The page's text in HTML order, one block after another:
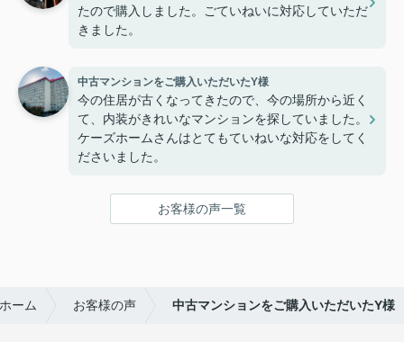
たので購入しました。ごていねいに対応していただ
きました。
中古マンションをご購入いただいたY様
今の住居が古くなってきたので、今の場所から近く
て、内装がきれいなマンションを探していました。
ケーズホームさんはとてもていねいな対応をしてく
ださいました。
お客様の声一覧
ーム お客様の声 中古マンションをご購入いただいたY様